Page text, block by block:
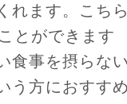
れます。こち
とができます
食事を摂らな
う方におすす